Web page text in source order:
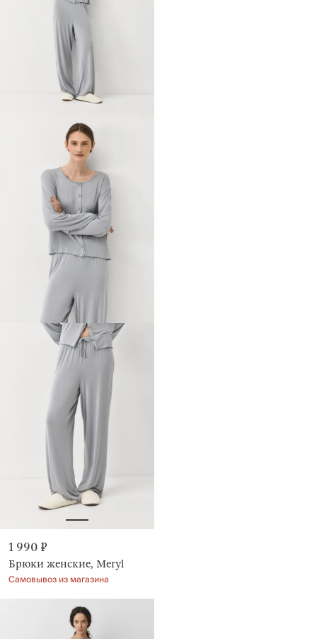
1 990 ₽
Брюки женские, Meryl
Самовывоз из магазина